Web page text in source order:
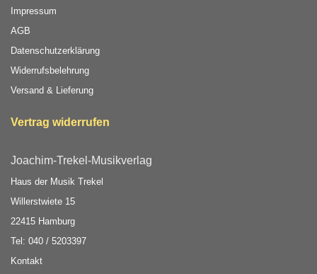
Impressum
AGB
Datenschutzerklärung
Widerrufsbelehrung
Versand & Lieferung
Vertrag widerrufen
Joachim-Trekel-Musikverlag
Haus der Musik Trekel
Willerstwiete 15
22415 Hamburg
Tel: 040 / 5203397
Kontakt